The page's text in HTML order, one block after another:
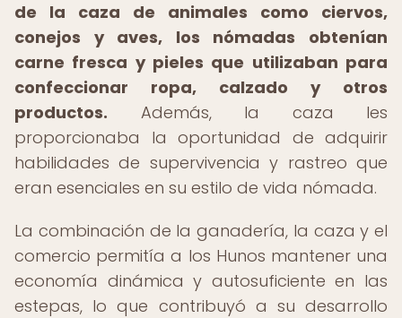
de la caza de animales como ciervos,
conejos y aves, los nómadas obtenían
carne fresca y pieles que utilizaban para
confeccionar ropa, calzado y otros
productos. Además, la caza les
proporcionaba la oportunidad de adquirir
habilidades de supervivencia y rastreo que
eran esenciales en su estilo de vida nómada.
La combinación de la ganadería, la caza y el
comercio permitía a los Hunos mantener una
economía dinámica y autosuficiente en las
estepas, lo que contribuyó a su desarrollo